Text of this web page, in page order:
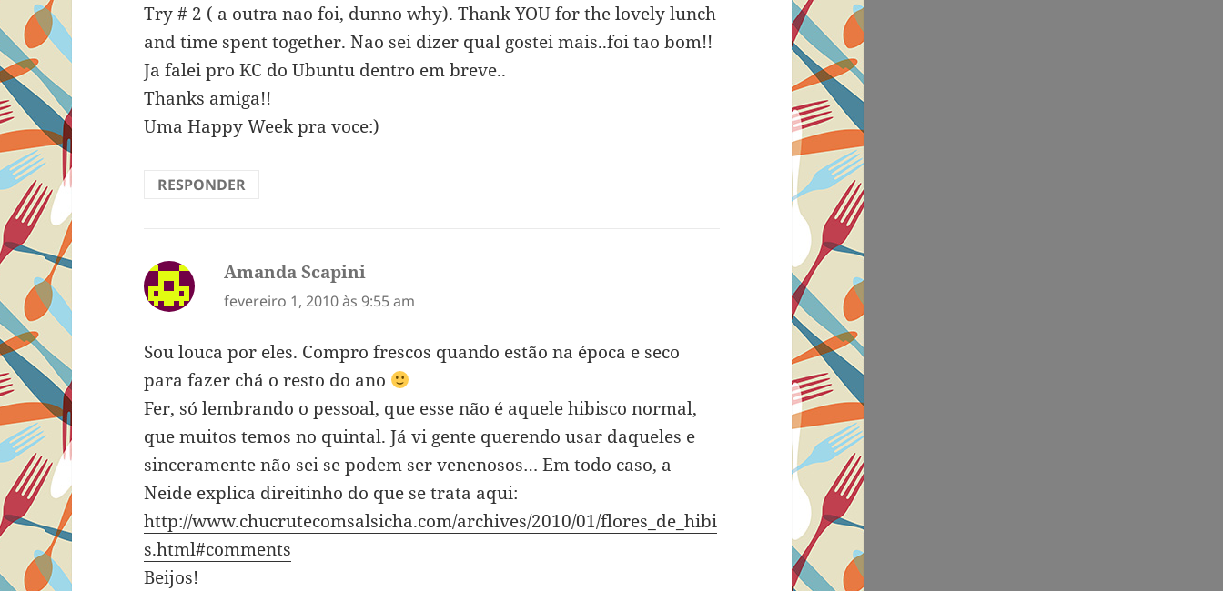
Try # 2 ( a outra nao foi, dunno why). Thank YOU for the lovely lunch
and time spent together. Nao sei dizer qual gostei mais..foi tao bom!!
Ja falei pro KC do Ubuntu dentro em breve..
Thanks amiga!!
Uma Happy Week pra voce:)
RESPONDER
Amanda Scapini
fevereiro 1, 2010 às 9:55 am
Sou louca por eles. Compro frescos quando estão na época e seco
para fazer chá o resto do ano
Fer, só lembrando o pessoal, que esse não é aquele hibisco normal,
que muitos temos no quintal. Já vi gente querendo usar daqueles e
sinceramente não sei se podem ser venenosos… Em todo caso, a
Neide explica direitinho do que se trata aqui:
http://www.chucrutecomsalsicha.com/archives/2010/01/flores_de_hibi
s.html#comments
Beijos!